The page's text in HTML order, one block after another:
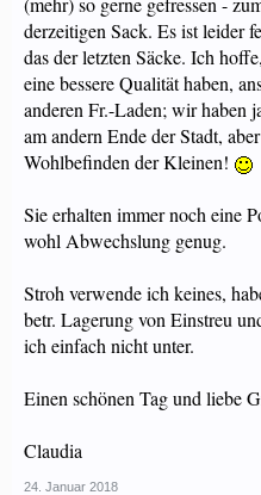
derzeitigen Sack. Es ist leider
das der letzten Säcke. Ich
eine bessere Qualität haben,
anderen Fr.-Laden; wir haben
am andern Ende der Stadt,
Wohlbefinden der Kleinen!
Sie erhalten immer noch eine
wohl Abwechslung genug.
Stroh verwende ich keines,
betr. Lagerung von Einstreu
ich einfach nicht unter.
Einen schönen Tag und liebe
Claudia
24. Januar 2018